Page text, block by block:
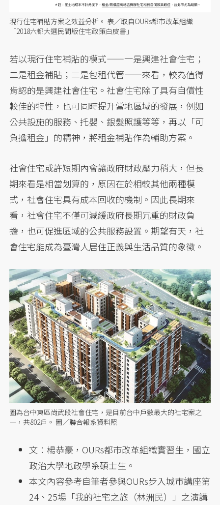
現行住宅補貼方案之效益分析。 表／取自OURs都市改革組織
「2018六都大選民間版住宅政策白皮書」
若以現行住宅補貼的模式——一是興建社會住宅；
二是租金補貼；三是包租代管——來看，較為值得
肯認的是興建社會住宅。社會住宅除了具有自償性
較佳的特性，也可同時提升當地區域的發展，例如
公共設施的服務、托嬰、銀髮照護等等，再以「可
負擔租金」的精神，將租金補貼作為輔助方案。
社會住宅或許短期內會讓政府財政壓力稍大，但長
期來看是相當划算的，原因在於相較其他兩種模
式，社會住宅具有成本回收的機制。因此長期來
看，社會住宅不僅可減緩政府長期冗重的財政負
擔，也可促進區域的公共服務設置。期望有天，社
會住宅能成為臺灣人居住正義與生活品質的象徵。
圖為台中東區尚武段社會住宅，是目前台中戶數最大的社宅案之
一，共802戶。 圖／聯合報系資料照
文：楊恭豪，OURs都市改革組織實習生，國立
政治大學地政學系碩士生。
本文內容參考自筆者參與OURs步入城市講座第
24、25場「我的社宅之旅（林洲民）」之演講